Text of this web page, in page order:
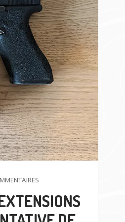
SUR
GLOCK
45
VFC: